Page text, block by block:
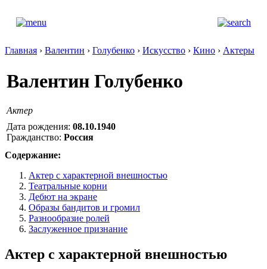
Главная › Валентин › Голубенко › Искусство › Кино › Актеры
Валентин Голубенко
Актер
Дата рождения: 08.10.1940
Гражданство: Россия
Содержание:
Актер с характерной внешностью
Театральные корни
Дебют на экране
Образы бандитов и громил
Разнообразие ролей
Заслуженное признание
Актер с характерной внешностью